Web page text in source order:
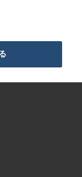
ださい。
privacy
ト エキサイト